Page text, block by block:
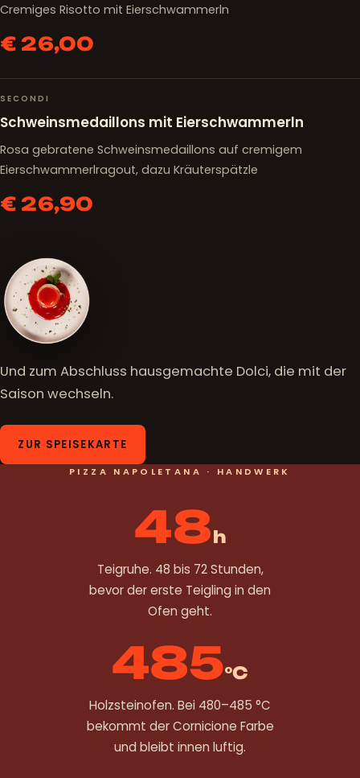
Cremiges Risotto mit Eierschwammerln
€ 26,00
SECONDI
Schweinsmedaillons mit Eierschwammerln
Rosa gebratene Schweinsmedaillons auf cremigem
Eierschwammerlragout, dazu Kräuterspätzle
€ 26,90
Und zum Abschluss hausgemachte Dolci, die mit der
Saison wechseln.
ZUR SPEISEKARTE
PIZZA NAPOLETANA · HANDWERK
48h
Teigruhe. 48 bis 72 Stunden,
bevor der erste Teigling in den
Ofen geht.
485°C
Holzsteinofen. Bei 480–485 °C
bekommt der Cornicione Farbe
und bleibt innen luftig.